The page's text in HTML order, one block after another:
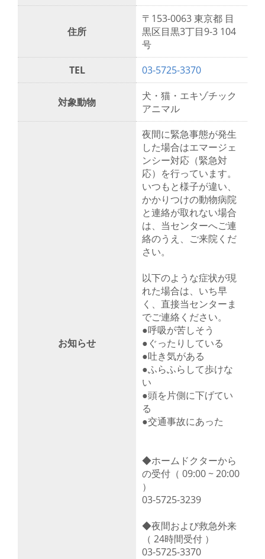
住所
〒153-0063 東京都 目
黒区目黒3丁目9-3 104
号
TEL
03-5725-3370
対象動物
犬・猫・エキゾチック
アニマル
お知らせ
夜間に緊急事態が発生
した場合はエマージェ
ンシー対応（緊急対
応）を行っています。
いつもと様子が違い、
かかりつけの動物病院
と連絡が取れない場合
は、当センターへご連
絡のうえ、ご来院くだ
さい。
以下のような症状が現
れた場合は、いち早
く、直接当センターま
でご連絡ください。
●呼吸が苦しそう
●ぐったりしている
●吐き気がある
●ふらふらして歩けな
い
●頭を片側に下げてい
る
●交通事故にあった
◆ホームドクターから
の受付（ 09:00 ~ 20:00
）
03-5725-3239
◆夜間および救急外来
（ 24時間受付 ）
03-5725-3370